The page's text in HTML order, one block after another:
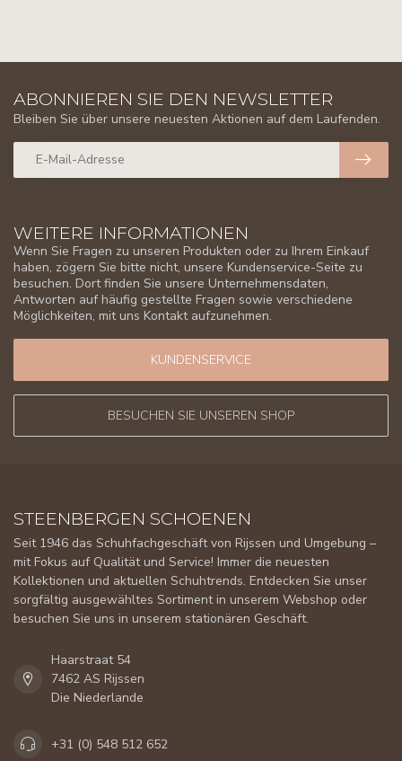
WEITERE INFORMATIONEN
Wenn Sie Fragen zu unseren Produkten oder zu Ihrem Einkauf
haben, zögern Sie bitte nicht, unsere Kundenservice-Seite zu
besuchen. Dort finden Sie unsere Unternehmensdaten,
Antworten auf häufig gestellte Fragen sowie verschiedene
Möglichkeiten, mit uns Kontakt aufzunehmen.
KUNDENSERVICE
BESUCHEN SIE UNSEREN SHOP
ABONNIEREN SIE DEN NEWSLETTER
Bleiben Sie über unsere neuesten Aktionen auf dem Laufenden.
STEENBERGEN SCHOENEN
Seit 1946 das Schuhfachgeschäft von Rijssen und Umgebung –
mit Fokus auf Qualität und Service! Immer die neuesten
Kollektionen und aktuellen Schuhtrends. Entdecken Sie unser
sorgfältig ausgewähltes Sortiment in unserem Webshop oder
besuchen Sie uns in unserem stationären Geschäft.
Haarstraat 54
7462 AS Rijssen
Die Niederlande
+31 (0) 548 512 652